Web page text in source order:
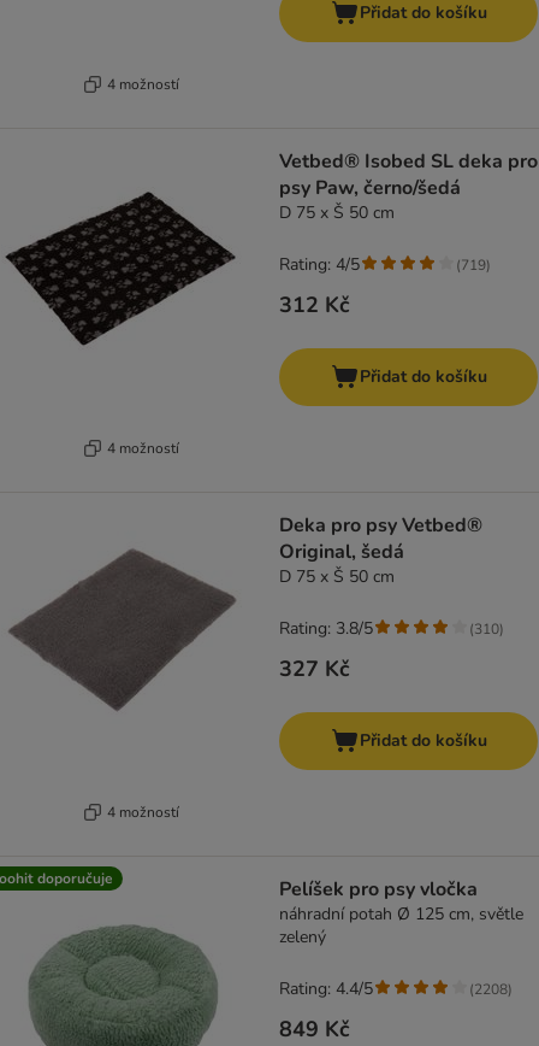
4 možností
Přidat do košíku
4 možností
Vetbed® Isobed SL deka pro
psy Paw, černo/šedá
D 75 x Š 50 cm
312 Kč
Rating: 4/5 (719)
Přidat do košíku
4 možností
Deka pro psy Vetbed®
Original, šedá
D 75 x Š 50 cm
327 Kč
Rating: 3.8/5 (310)
Přidat do košíku
doporučuje Pelíšek pro psy vločka
náhradní potah Ø 125 cm, světle
zelený
849 Kč
Rating: 4.4/5 (2208)